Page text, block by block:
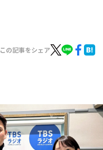
この記事をシェア